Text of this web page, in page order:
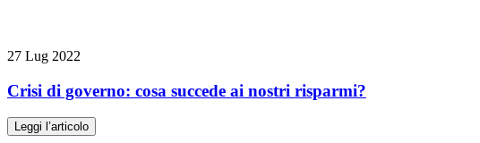
27 Lug 2022
Crisi di governo: cosa succede ai nostri risparmi?
Leggi l’articolo